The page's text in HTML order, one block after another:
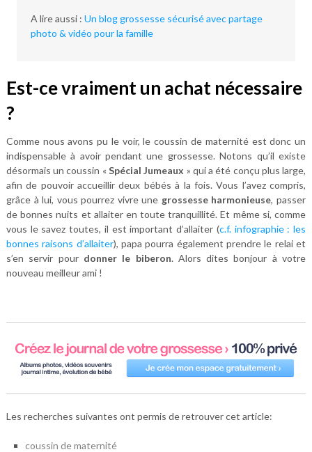
A lire aussi : Un blog grossesse sécurisé avec partage
photo & vidéo pour la famille
Est-ce vraiment un achat nécessaire
?
Comme nous avons pu le voir, le coussin de maternité est donc un
indispensable à avoir pendant une grossesse. Notons qu’il existe
désormais un coussin «Spécial Jumeaux » qui a été conçu plus large,
afin de pouvoir accueillir deux bébés à la fois. Vous l’avez compris,
grâce à lui, vous pourrez vivre une grossesse harmonieuse, passer
de bonnes nuits et allaiter en toute tranquillité. Et même si, comme
vous le savez toutes, il est important d’allaiter (c.f. infographie : les
bonnes raisons d’allaiter), papa pourra également prendre le relai et
s’en servir pour donner le biberon. Alors dites bonjour à votre
nouveau meilleur ami !
Les recherches suivantes ont permis de retrouver cet article:
coussin de maternité